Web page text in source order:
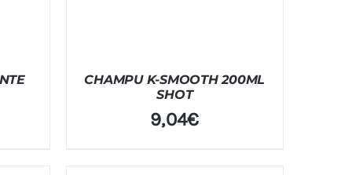
CHAMPU K-SMOOTH 200ML
SHOT
9,04€